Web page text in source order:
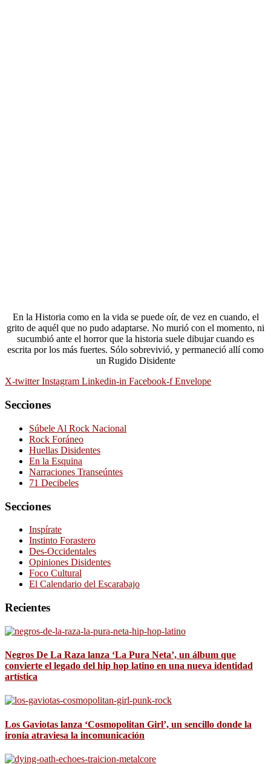
En la Historia como en la vida se puede oír, de vez en cuando, el
grito de aquél que no pudo adaptarse. No murió con el momento, ni
sucumbió ante el horror que la historia suele dibujar cuando es
escrita por los más fuertes. Sólo sobrevivió, y permaneció allí como
un Rugido Disidente
X-twitter Instagram Linkedin-in Facebook-f Envelope
Secciones
Súbele Al Rock Nacional
Rock Foráneo
Huellas Disidentes
En la Esquina
Narraciones Transeúntes
71 Decibeles
Secciones
Inspírate
Instinto Forastero
Des-Occidentales
Opiniones Disidentes
Foco Cultural
El Calendario del Escarabajo
Recientes
Negros De La Raza lanza ‘La Pura Neta’, un álbum que
convierte el legado del hip hop latino en una nueva identidad
artística
Los Gaviotas lanza ‘Cosmopolitan Girl’, un sencillo donde la
ironía atraviesa la incomunicación